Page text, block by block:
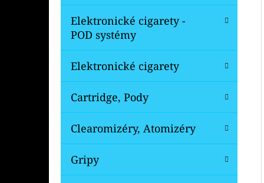
Elektronické cigarety -
POD systémy
Elektronické cigarety
Cartridge, Pody
Clearomizéry, Atomizéry
Gripy